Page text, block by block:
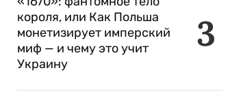
3
короля, или Как Польша
монетизирует имперский
миф — и чему это учит
Украину